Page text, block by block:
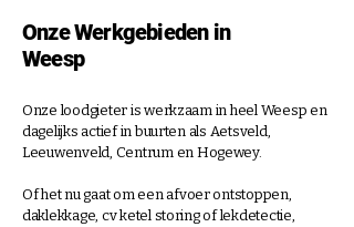
Onze Werkgebieden in
Weesp
Onze loodgieter is werkzaam in heel Weesp en
dagelijks actief in buurten als Aetsveld,
Leeuwenveld, Centrum en Hogewey.
Of het nu gaat om een afvoer ontstoppen,
daklekkage, cv ketel storing of lekdetectie,